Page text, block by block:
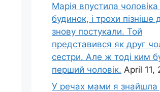
Марія впустила чоловіка
будинок, і трохи пізніше
знову постукали. Той
представився як друг
сестри. Але ж тоді ким
перший чоловік. April 11,
У речах мами я знайшла